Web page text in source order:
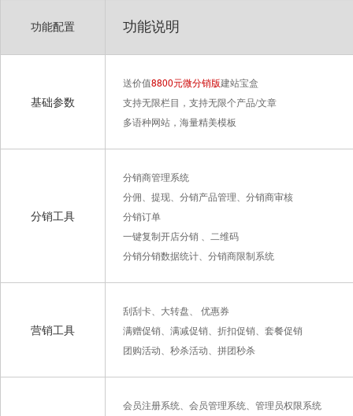
功能配置 功能说明
基础参数
送价值8800元微分销版建站宝盒
支持无限栏目，支持无限个产品/文章
多语种网站，海量精美模板
分销工具
分销商管理系统
分佣、提现、分销产品管理、分销商审核
分销订单
一键复制开店分销 、二维码
分销分销数据统计、分销商限制系统
营销工具
刮刮卡、大转盘、 优惠券
满赠促销、满减促销、折扣促销、套餐促销
团购活动、秒杀活动、拼团秒杀
会员注册系统、会员管理系统、管理员权限系统